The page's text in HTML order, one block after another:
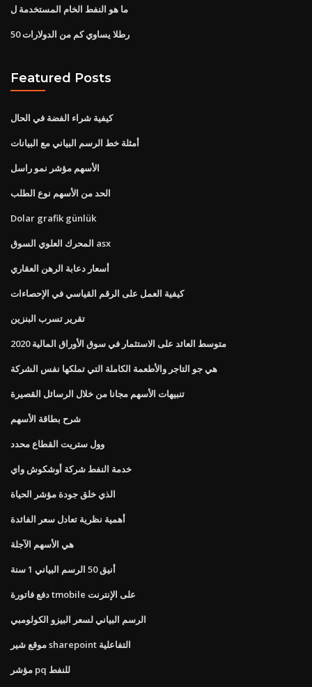
ما هو النفط الخام المستخدمة ل
50 رطلا يساوي كم من الدولارات
Featured Posts
كيفية شراء الفضة في الحال
أمثلة خط الرسم البياني مع البيانات
الأسهم مؤشر نمو راسل
الحد من الأسهم نوع الطلب
Dolar grafik günlük
المحرك العلوي السوق asx
أسعار دعابة الرهن العقاري
كيفية العمل على الرقم القياسي في الإحصاءات
تقرير تسرب البنزين
متوسط ​​العائد على الاستثمار في سوق الأوراق المالية 2020
هي جو التاجر والأطعمة الكاملة التي تملكها نفس الشركة
تنبيهات الأسهم مجانا من خلال الرسائل القصيرة
شرح بطاقة الأسهم
وول ستريت القطاع محدد
خدمة النفط شركة أوشكوش واي
الذي خلق جودة مؤشر الحياة
أهمية نظرية تعادل سعر الفائدة
هي الأسهم الآجلة
أنيق 50 الرسم البياني 1 سنة
دفع فاتورة tmobile على الإنترنت
الرسم البياني لسعر البيزو الكولومبي
موقع شير sharepoint التفاعلية
مؤشر pq للنفط